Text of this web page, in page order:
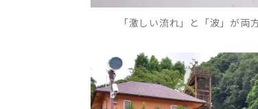
「激しい流れ」と「波」が